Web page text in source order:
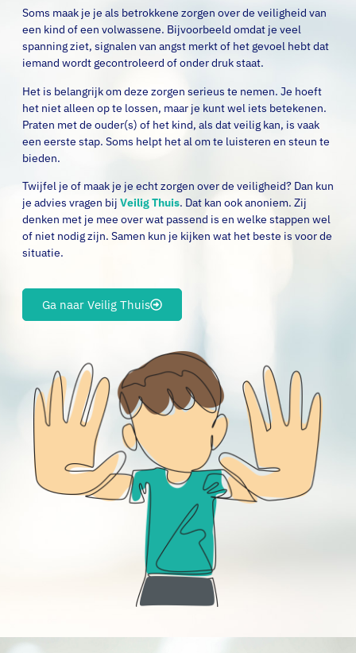
Soms maak je je als betrokkene zorgen over de veiligheid van
een kind of een volwassene. Bijvoorbeeld omdat je veel
spanning ziet, signalen van angst merkt of het gevoel hebt dat
iemand wordt gecontroleerd of onder druk staat.
Het is belangrijk om deze zorgen serieus te nemen. Je hoeft
het niet alleen op te lossen, maar je kunt wel iets betekenen.
Praten met de ouder(s) of het kind, als dat veilig kan, is vaak
een eerste stap. Soms helpt het al om te luisteren en steun te
bieden.
Twijfel je of maak je je echt zorgen over de veiligheid? Dan kun
je advies vragen bij Veilig Thuis. Dat kan ook anoniem. Zij
denken met je mee over wat passend is en welke stappen wel
of niet nodig zijn. Samen kun je kijken wat het beste is voor de
situatie.
Ga naar Veilig Thuis